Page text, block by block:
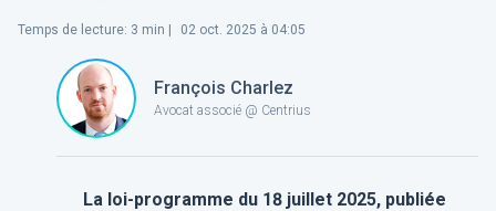
Temps de lecture: 3 min | 02 oct. 2025 à 04:05
François Charlez
Avocat associé @ Centrius
La loi-programme du 18 juillet 2025, publiée